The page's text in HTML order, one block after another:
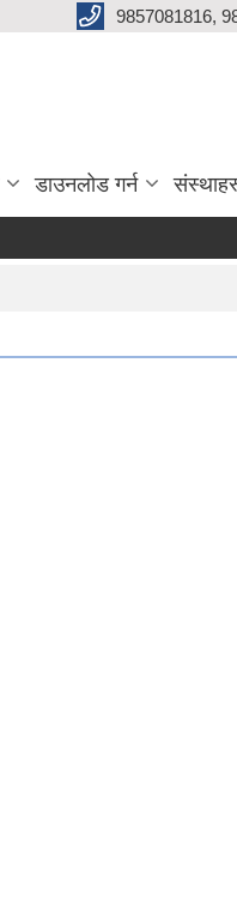
9857081816,
डाउनलोड गर्न